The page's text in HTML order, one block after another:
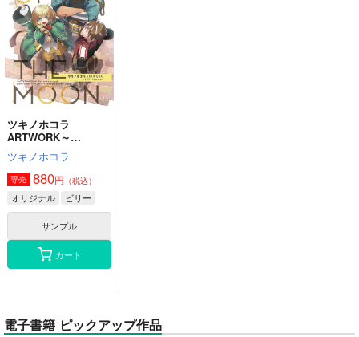
ツキノホコラ
ARTWORK～
2023Summer
ツキノホコラ
専売 880円 （税込）
オリジナル ビリー
サンプル
カート
電子書籍 ピックアップ作品